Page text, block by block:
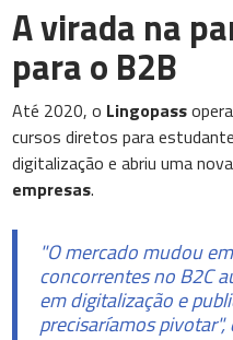
A virada na
para o B2B
Até 2020, o Lingopass
cursos diretos para
digitalização e abriu uma
empresas.
"O mercado mudou
concorrentes no B2C
em digitalização e
precisaríamos pivotar",